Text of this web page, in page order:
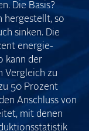
Die Basis?
hergestellt, so
sinken. Die
energie­
kann der
Vergleich zu
50 Prozent
Anschluss von
mit denen